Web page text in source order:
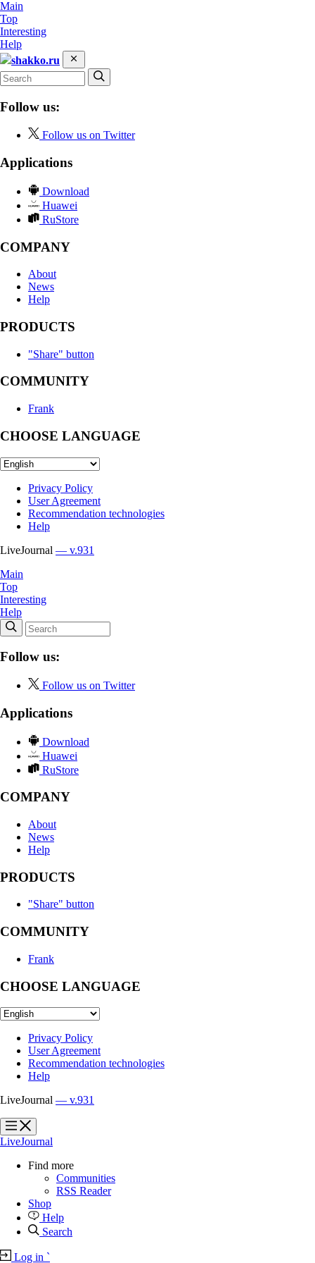
Main
Top
Interesting
Help
shakko.ru
Follow us:
Follow us on Twitter
Applications
Download
Huawei
RuStore
COMPANY
About
News
Help
PRODUCTS
"Share" button
COMMUNITY
Frank
CHOOSE LANGUAGE
Privacy Policy
User Agreement
Recommendation technologies
Help
LiveJournal — v.931
Main
Top
Interesting
Help
Follow us:
Follow us on Twitter
Applications
Download
Huawei
RuStore
COMPANY
About
News
Help
PRODUCTS
"Share" button
COMMUNITY
Frank
CHOOSE LANGUAGE
Privacy Policy
User Agreement
Recommendation technologies
Help
LiveJournal — v.931
?
?
LiveJournal
Find more
Communities
RSS Reader
Shop
Help
Search
Log in `